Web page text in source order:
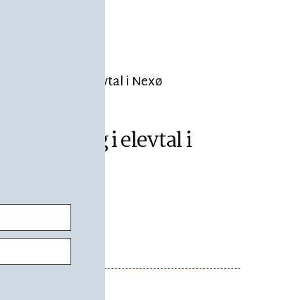
Stor nedgang i elevtal i